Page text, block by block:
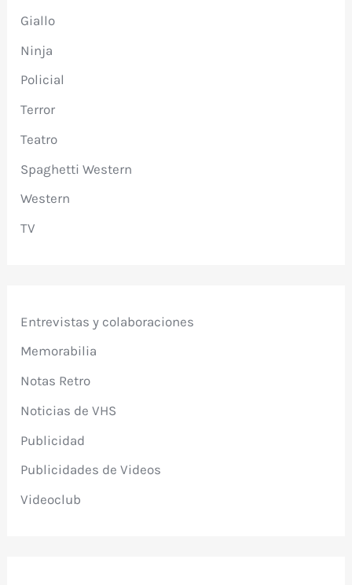
Giallo
Ninja
Policial
Terror
Teatro
Spaghetti Western
Western
TV
Entrevistas y colaboraciones
Memorabilia
Notas Retro
Noticias de VHS
Publicidad
Publicidades de Videos
Videoclub